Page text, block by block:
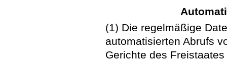
(1) Die regelmäßige
automatisierten Abrufs
Gerichte des